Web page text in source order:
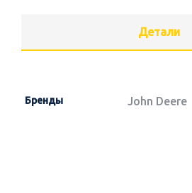
Детали
Бренды John Deere